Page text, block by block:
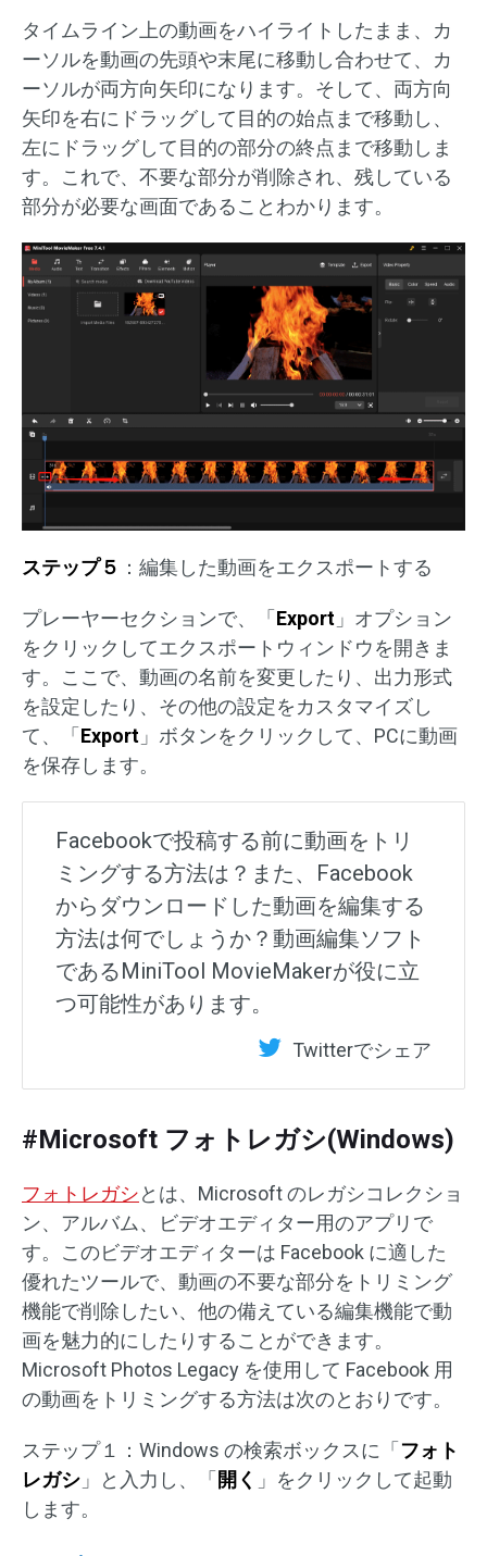
タイムライン上の動画をハイライトしたまま、カ
ーソルを動画の先頭や末尾に移動し合わせて、カ
ーソルが両方向矢印になります。そして、両方向
矢印を右にドラッグして目的の始点まで移動し、
左にドラッグして目的の部分の終点まで移動しま
す。これで、不要な部分が削除され、残している
部分が必要な画面であることわかります。
ステップ５ ：編集した動画をエクスポートする
プレーヤーセクションで、「 Export 」オプション
をクリックしてエクスポートウィンドウを開きま
す。ここで、動画の名前を変更したり、出力形式
を設定したり、その他の設定をカスタマイズし
て、「 Export 」ボタンをクリックして、PCに動画
を保存します。
Facebookで投稿する前に動画をトリ
ミングする方法は？また、Facebook
からダウンロードした動画を編集する
方法は何でしょうか？動画編集ソフト
であるMiniTool MovieMakerが役に立
つ可能性があります。
Twitterでシェア
#Microsoft フォトレガシ(Windows)
フォトレガシとは、Microsoft のレガシコレクショ
ン、アルバム、ビデオエディター用のアプリで
す。このビデオエディターは Facebook に適した
優れたツールで、動画の不要な部分をトリミング
機能で削除したい、他の備えている編集機能で動
画を魅力的にしたりすることができます。
Microsoft Photos Legacy を使用して Facebook 用
の動画をトリミングする方法は次のとおりです。
ステップ１：Windows の検索ボックスに「 フォト
レガシ 」と入力し、「 開く 」をクリックして起動
します。